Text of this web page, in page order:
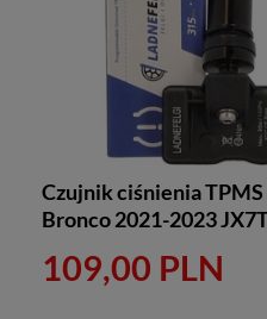
Czujnik ciśnienia TPMS
Bronco 2021-2023
109,00 PLN